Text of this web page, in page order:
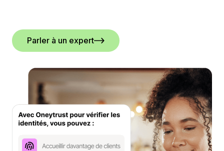
Parler à un expert